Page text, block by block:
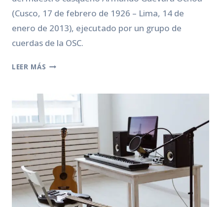
(Cusco, 17 de febrero de 1926 – Lima, 14 de
enero de 2013), ejecutado por un grupo de
cuerdas de la OSC.
LEER MÁS BUSCANDO
VIRTUAL
DDC-
CUSCO